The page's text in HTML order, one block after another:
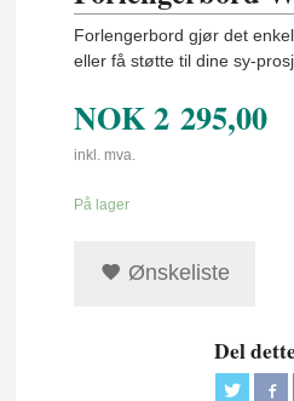
Forlengerbord gjør det
eller få støtte til dine sy-
NOK2 295,00
inkl. mva.
På lager
Ønskeliste
Del